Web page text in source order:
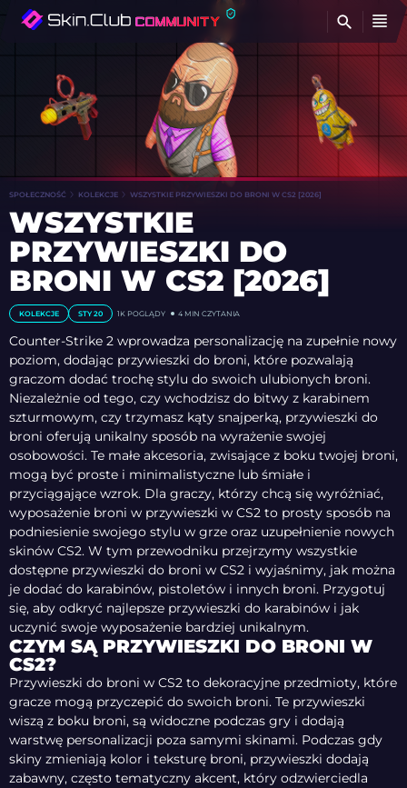
SPOŁECZNOŚĆ KOLEKCJE WSZYSTKIE PRZYWIESZKI DO BRONI W CS2 [2026]
WSZYSTKIE
PRZYWIESZKI DO
BRONI W CS2 [2026]
KOLEKCJE STY 20 1K POGLĄDY 4 MIN CZYTANIA
Counter-Strike 2 wprowadza personalizację na zupełnie nowy
poziom, dodając przywieszki do broni, które pozwalają
graczom dodać trochę stylu do swoich ulubionych broni.
Niezależnie od tego, czy wchodzisz do bitwy z karabinem
szturmowym, czy trzymasz kąty snajperką, przywieszki do
broni oferują unikalny sposób na wyrażenie swojej
osobowości. Te małe akcesoria, zwisające z boku twojej broni,
mogą być proste i minimalistyczne lub śmiałe i
przyciągające wzrok. Dla graczy, którzy chcą się wyróżniać,
wyposażenie broni w przywieszki w CS2 to prosty sposób na
podniesienie swojego stylu w grze oraz uzupełnienie nowych
skinów CS2. W tym przewodniku przejrzymy wszystkie
dostępne przywieszki do broni w CS2 i wyjaśnimy, jak można
je dodać do karabinów, pistoletów i innych broni. Przygotuj
się, aby odkryć najlepsze przywieszki do karabinów i jak
uczynić swoje wyposażenie bardziej unikalnym.
CZYM SĄ PRZYWIESZKI DO BRONI W
CS2?
Przywieszki do broni w CS2 to dekoracyjne przedmioty, które
gracze mogą przyczepić do swoich broni. Te przywieszki
wiszą z boku broni, są widoczne podczas gry i dodają
warstwę personalizacji poza samymi skinami. Podczas gdy
skiny zmieniają kolor i teksturę broni, przywieszki dodają
zabawny, często tematyczny akcent, który odzwierciedla